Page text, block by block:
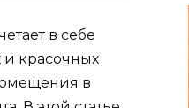
в себе
и красочных
в